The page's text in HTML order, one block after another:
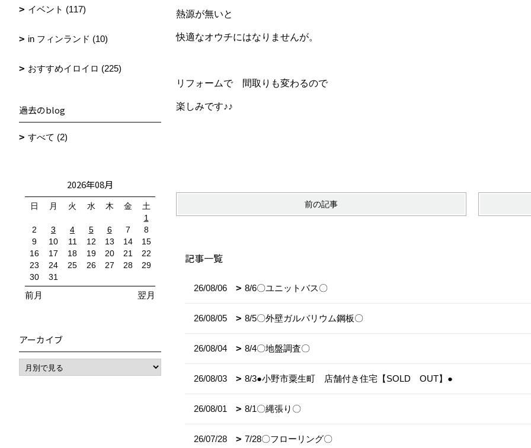
熱源が無いと
快適なオウチにはなりませんが。
リフォームで 間取りも変わるので
楽しみです♪♪
前の記事
記事一覧
26/08/06 8/6〇ユニットバス〇
26/08/05 8/5〇外壁ガルバリウム鋼板〇
26/08/04 8/4〇地盤調査〇
26/08/03 8/3●小野市粟生町 店舗付き住宅【SOLD OUT】●
26/08/01 8/1〇縄張り〇
26/07/28 7/28〇フローリング〇
イベント (117)
in フィンランド (10)
おすすめイロイロ (225)
過去のblog
すべて (2)
2026年08月
日 月 火 水 木 金
土
1
2
3 4 5 6 7
8
9
10 11 12 13 14
15
16
17 18 19 20 21
22
23
24 25 26 27 28
29
30
31
前月 翌月
アーカイブ